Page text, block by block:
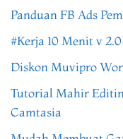
Panduan FB Ads
#Kerja 10 Menit v 2.0
Diskon Muvipro
Tutorial Mahir
Camtasia